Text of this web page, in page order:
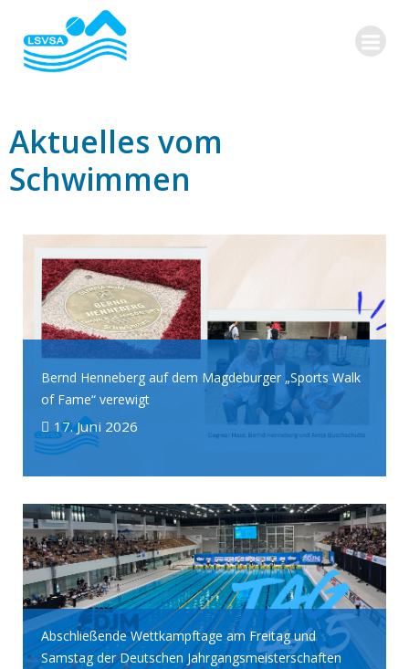
Aktuelles vom
Schwimmen
Bernd Henneberg auf dem Magdeburger „Sports Walk
of Fame“ verewigt
17. Juni 2026
Abschließende Wettkampftage am Freitag und
Samstag der Deutschen Jahrgangsmeisterschaften